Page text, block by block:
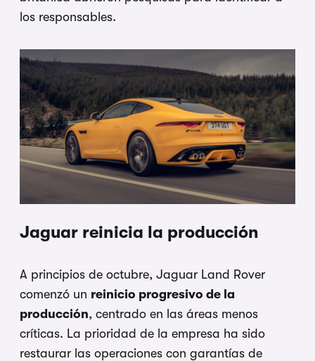
los responsables.
Jaguar reinicia la producción
A principios de octubre, Jaguar Land Rover
comenzó un reinicio progresivo de la
producción, centrado en las áreas menos
críticas. La prioridad de la empresa ha sido
restaurar las operaciones con garantías de